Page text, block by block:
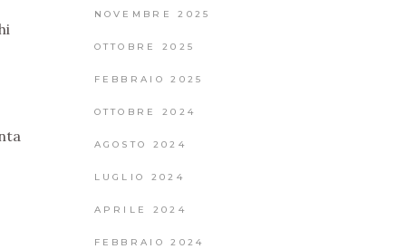
NOVEMBRE 2025
OTTOBRE 2025
FEBBRAIO 2025
OTTOBRE 2024
AGOSTO 2024
LUGLIO 2024
APRILE 2024
FEBBRAIO 2024